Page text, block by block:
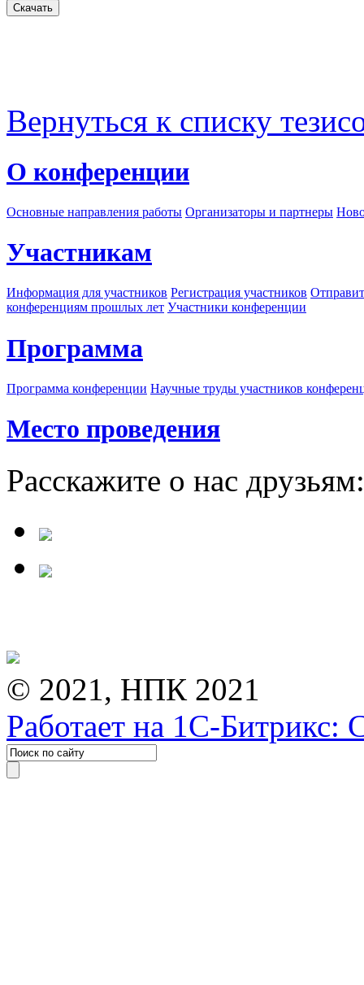
Вернуться к списку
О конференции
Основные направления работы Организаторы и партнеры
Участникам
Информация для участников Регистрация участников
конференциям прошлых лет Участники конференции
Программа
Программа конференции Научные труды участников
Место проведения
Расскажите о нас друзьям:
© 2021, НПК 2021
Работает на 1С-Битрикс: